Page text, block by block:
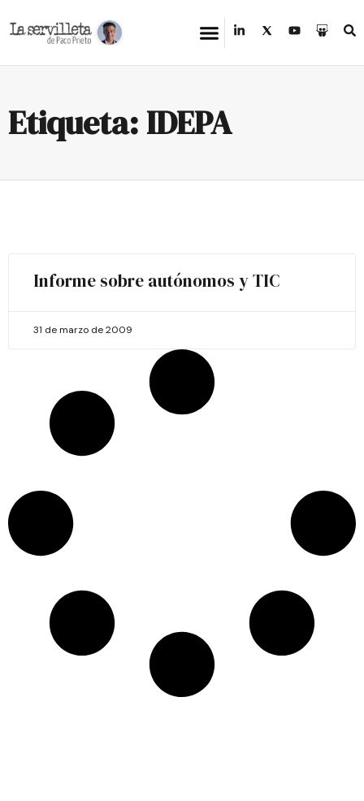
Etiqueta: IDEPA
Informe sobre autónomos y TIC
31 de marzo de 2009